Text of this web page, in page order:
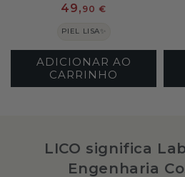
Preço
49, 90 €
PIEL LISA✨
ADICIONAR AO
CARRINHO
LICO significa
Engenharia